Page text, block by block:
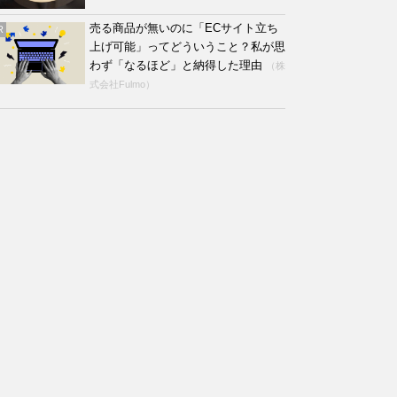
売る商品が無いのに「ECサイト立ち
上げ可能」ってどういうこと？私が思
わず「なるほど」と納得した理由
（株
式会社Fulmo）